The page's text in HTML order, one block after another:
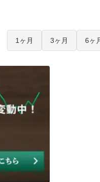
1ヶ月 3ヶ月 6ヶ